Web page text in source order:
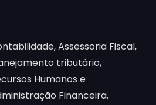
Assessoria Fiscal,
tributário,
Humanos e
Financeira.